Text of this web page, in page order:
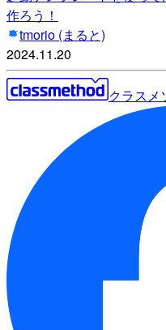
作ろう！
tmorio (まると)
2024.11.20
クラスメ